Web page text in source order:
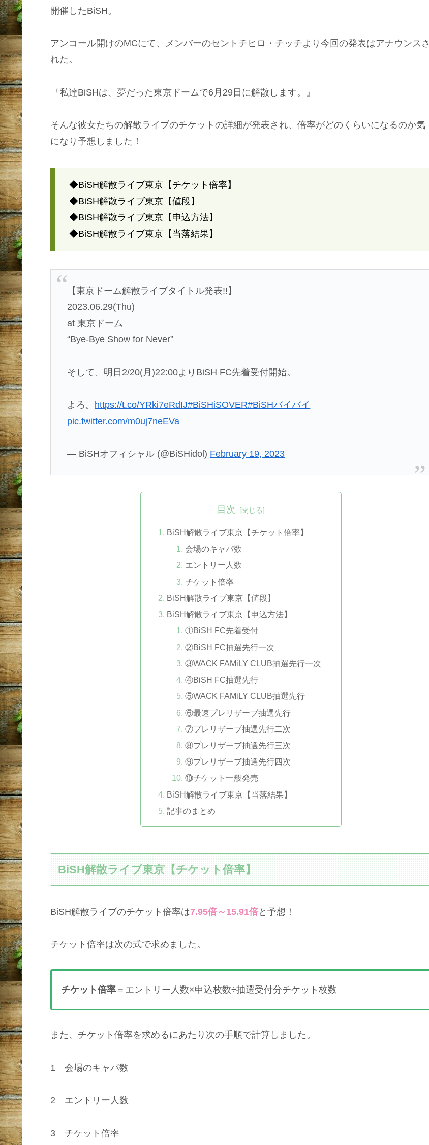
開催したBiSH。
アンコール開けのMCにて、メンバーのセントチヒロ・チッチより今回の発表はアナウンスさ
れた。
『私達BiSHは、夢だった東京ドームで6月29日に解散します。』
そんな彼女たちの解散ライブのチケットの詳細が発表され、倍率がどのくらいになるのか気
になり予想しました！
◆BiSH解散ライブ東京【チケット倍率】
◆BiSH解散ライブ東京【値段】
◆BiSH解散ライブ東京【申込方法】
◆BiSH解散ライブ東京【当落結果】
【東京ドーム解散ライブタイトル発表!!】
2023.06.29(Thu)
at 東京ドーム
“Bye-Bye Show for Never”
そして、明日2/20(月)22:00よりBiSH FC先着受付開始。
よろ。 https://t.co/YRki7eRdIJ#BiSHiSOVER#BiSHバイバイ
pic.twitter.com/m0uj7neEVa
— BiSHオフィシャル (@BiSHidol) February 19, 2023
目次
BiSH解散ライブ東京【チケット倍率】
会場のキャパ数
エントリー人数
チケット倍率
BiSH解散ライブ東京【値段】
BiSH解散ライブ東京【申込方法】
①BiSH FC先着受付
②BiSH FC抽選先行一次
③WACK FAMiLY CLUB抽選先行一次
④BiSH FC抽選先行
⑤WACK FAMiLY CLUB抽選先行
⑥最速プレリザーブ抽選先行
⑦プレリザーブ抽選先行二次
⑧プレリザーブ抽選先行三次
⑨プレリザーブ抽選先行四次
⑩チケット一般発売
BiSH解散ライブ東京【当落結果】
記事のまとめ
BiSH解散ライブ東京【チケット倍率】
BiSH解散ライブのチケット倍率は7.95倍～15.91倍と予想！
チケット倍率は次の式で求めました。
チケット倍率 ＝エントリー人数×申込枚数÷抽選受付分チケット枚数
また、チケット倍率を求めるにあたり次の手順で計算しました。
1 会場のキャパ数
2 エントリー人数
3 チケット倍率